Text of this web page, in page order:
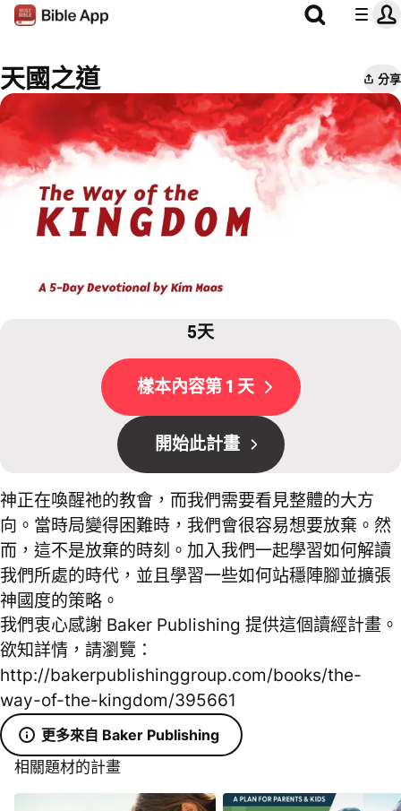
天國之道 分享
5天
樣本內容第 1 天
開始此計畫
神正在喚醒祂的教會，而我們需要看見整體的大方
向。當時局變得困難時，我們會很容易想要放棄。然
而，這不是放棄的時刻。加入我們一起學習如何解讀
我們所處的時代，並且學習一些如何站穩陣腳並擴張
神國度的策略。
我們衷心感謝 Baker Publishing 提供這個讀經計畫。
欲知詳情，請瀏覽：
http://bakerpublishinggroup.com/books/the-
way-of-the-kingdom/395661
更多來自 Baker Publishing
相關題材的計畫